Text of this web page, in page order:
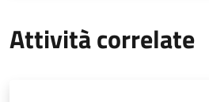
Attività correlate